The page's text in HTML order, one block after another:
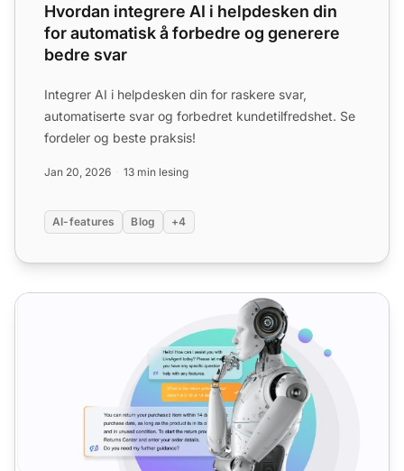
Hvordan integrere AI i helpdesken din
for automatisk å forbedre og generere
bedre svar
Integrer AI i helpdesken din for raskere svar,
automatiserte svar og forbedret kundetilfredshet. Se
fordeler og beste praksis!
Jan 20, 2026 13 min lesing
AI-features Blog +4
Inne i en AI-svarsforbedrerer: Hvordan det fungerer og